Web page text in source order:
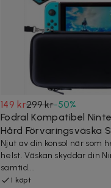
149 kr299 kr-50%
Fodral Kompatibel
Hård Förvaringsväska
Njut av din konsol när som
helst. Väskan skyddar din
samtid...
1 köpt